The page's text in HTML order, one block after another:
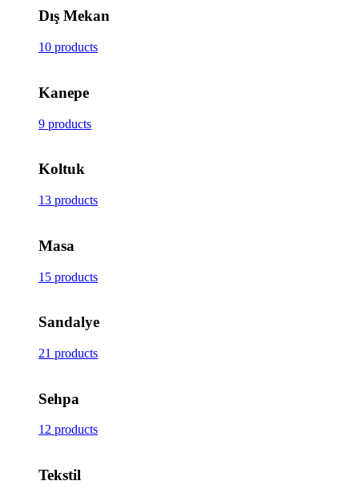
Dış Mekan
10 products
Kanepe
9 products
Koltuk
13 products
Masa
15 products
Sandalye
21 products
Sehpa
12 products
Tekstil